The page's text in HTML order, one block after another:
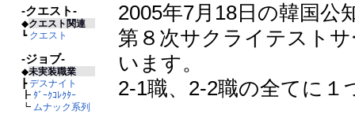
-クエスト-
◆クエスト関連
┗ クエスト
-ジョブ-
◆未実装職業
┣デスナイト
┣ ﾀﾞｰｸｺﾚｸﾀｰ
┗ ムナック系列
2005年7月18日の韓国公
第８次サクライテスト
います。
2-1職、2-2職の全てに